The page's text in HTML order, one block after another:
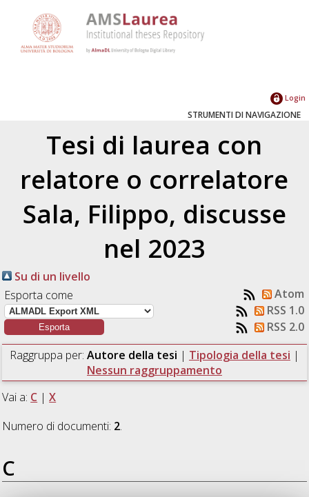
Login
STRUMENTI DI NAVIGAZIONE
Tesi di laurea con
relatore o correlatore
Sala, Filippo, discusse
nel 2023
Su di un livello
Esporta come
Atom
RSS 1.0
RSS 2.0
Raggruppa per: Autore della tesi | Tipologia della tesi |
Nessun raggruppamento
Vai a: C |X
Numero di documenti: 2.
C